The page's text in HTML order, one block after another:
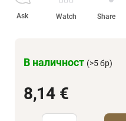
8,14 €
В наличност (>5 бр)
Ask Watch Share